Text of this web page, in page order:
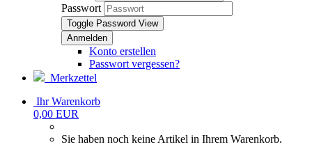
Passwort
Toggle Password View
Konto erstellen
Passwort vergessen?
Merkzettel
Ihr Warenkorb
0,00 EUR
Sie haben noch keine Artikel in Ihrem Warenkorb.